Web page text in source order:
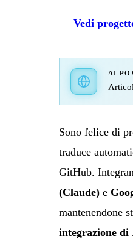
Vedi
AI-
Sono felice di
traduce
GitHub.
(Claude) e
mantenendone
integrazione di